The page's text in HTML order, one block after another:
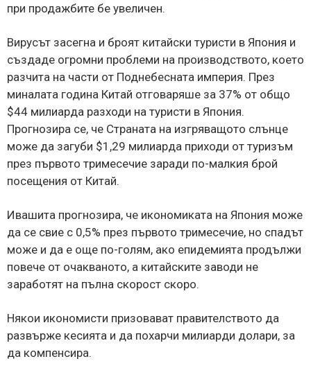
при продажбите бе увеличен.
Вирусът засегна и броят китайски туристи в Япония и
създаде огромни проблеми на производството, което
разчита на части от Поднебесната империя. През
миналата година Китай отговаряше за 37% от общо
$44 милиарда разходи на туристи в Япония.
Прогнозира се, че Страната на изгряващото слънце
може да загуби $1,29 милиарда приходи от туризъм
през първото тримесечие заради по-малкия брой
посещения от Китай.
Ивашита прогнозира, че икономиката на Япония може
да се свие с 0,5% през първото тримесечие, но спадът
може и да е още по-голям, ако епидемията продължи
повече от очакваното, а китайските заводи не
заработят на пълна скорост скоро.
Някои икономисти призовават правителството да
развърже кесията и да похарчи милиарди долари, за
да компенсира.